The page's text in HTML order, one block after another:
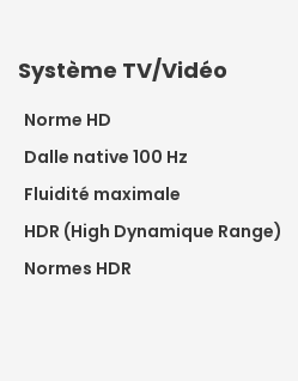
Système TV/Vidéo
Norme HD
Dalle native 100 Hz
Fluidité maximale
HDR (High Dynamique Range)
Normes HDR